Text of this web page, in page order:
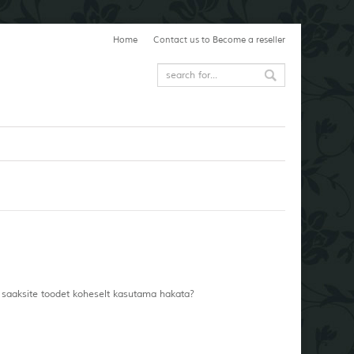
Home Contact us to Become a reseller
toodet koheselt kasutama hakata?